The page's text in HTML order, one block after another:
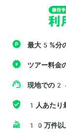
最大5%分
ツアー料金
現地での
1人あたり
10万件以